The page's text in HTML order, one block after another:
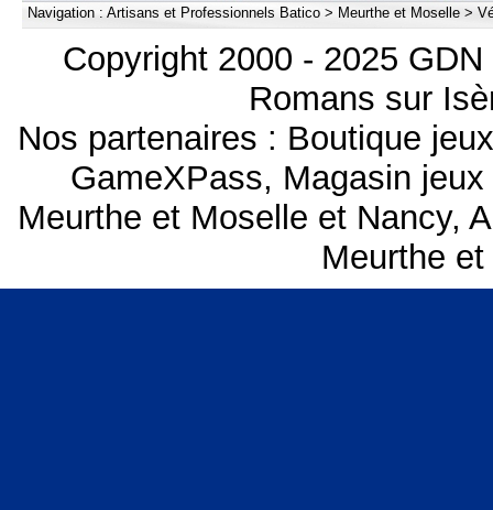
Navigation : Artisans et Professionnels Batico > Meurthe et Moselle >
Copyright 2000 - 2025
Romans sur
Nos partenaires : Boutique
GameXPass, Magasin
Meurthe et Moselle et Nancy,
Meurthe